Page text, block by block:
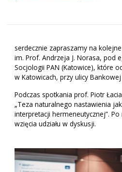
serdecznie zapraszamy na
im. Prof. Andrzeja J. Norasa, pod
Socjologii PAN (Katowice), które
w Katowicach, przy ulicy Bankowej
Podczas spotkania prof. Piotr
„Teza naturalnego nastawienia
interpretacji hermeneutycznej”.
wzięcia udziału w dyskusji.